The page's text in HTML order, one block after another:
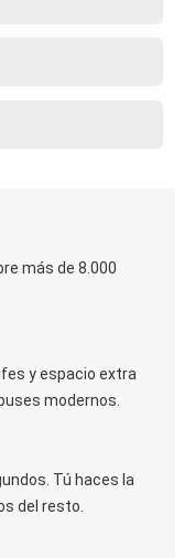
más de 8.000
y espacio extra
modernos.
Tú haces la
del resto.